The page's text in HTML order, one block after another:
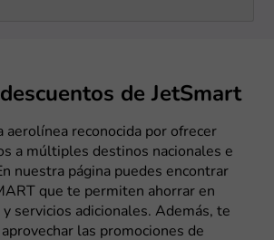
de JetSmart
aerolínea reconocida por ofrecer
a múltiples destinos nacionales e
nuestra página puedes encontrar
que te permiten ahorrar en
servicios adicionales. Además, te
las promociones de